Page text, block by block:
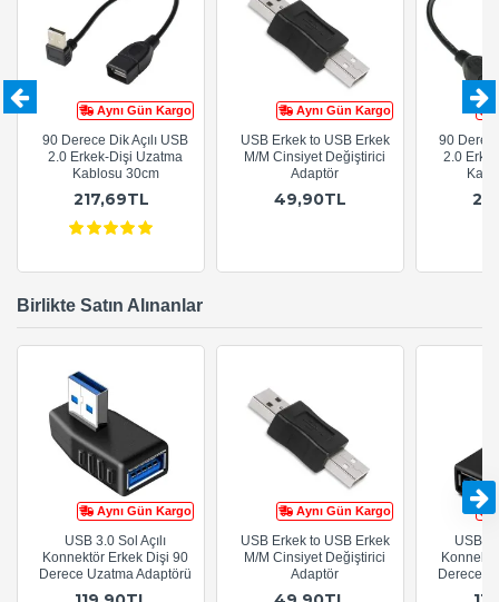
Aynı Gün Kargo
90 Derece Dik Açılı USB
2.0 Erkek-Dişi Uzatma
Kablosu 30cm
217,69TL
Aynı Gün Kargo
USB Erkek to USB Erkek
M/M Cinsiyet Değiştirici
Adaptör
49,90TL
90
2.0
Birlikte Satın Alınanlar
Aynı Gün Kargo
USB 3.0 Sol Açılı
Konnektör Erkek Dişi 90
Derece Uzatma Adaptörü
Aynı Gün Kargo
USB Erkek to USB Erkek
M/M Cinsiyet Değiştirici
Adaptör
USB
Derece